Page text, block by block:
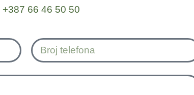
+387 66 46 50 50